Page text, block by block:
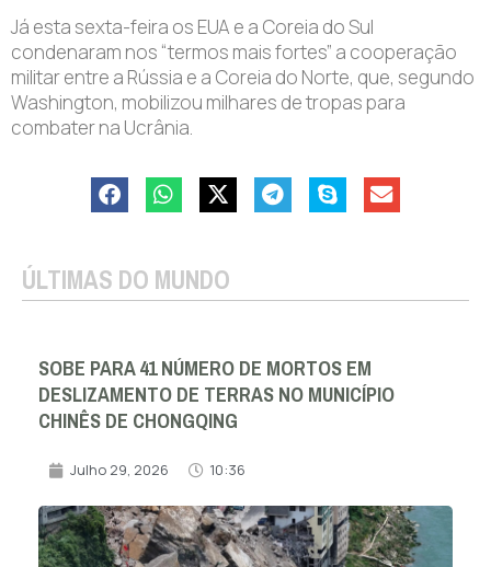
Já esta sexta-feira os EUA e a Coreia do Sul
condenaram nos “termos mais fortes” a cooperação
militar entre a Rússia e a Coreia do Norte, que, segundo
Washington, mobilizou milhares de tropas para
combater na Ucrânia.
ÚLTIMAS DO MUNDO
SOBE PARA 41 NÚMERO DE MORTOS EM
DESLIZAMENTO DE TERRAS NO MUNICÍPIO
CHINÊS DE CHONGQING
Julho 29, 2026 10:36